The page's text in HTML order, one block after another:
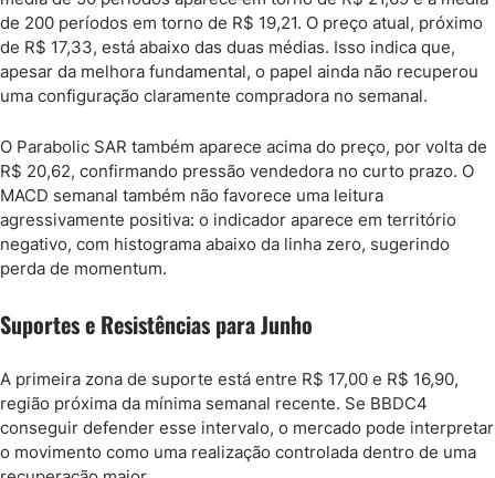
de 200 períodos em torno de R$ 19,21. O preço atual, próximo
de R$ 17,33, está abaixo das duas médias. Isso indica que,
apesar da melhora fundamental, o papel ainda não recuperou
uma configuração claramente compradora no semanal.
O Parabolic SAR também aparece acima do preço, por volta de
R$ 20,62, confirmando pressão vendedora no curto prazo. O
MACD semanal também não favorece uma leitura
agressivamente positiva: o indicador aparece em território
negativo, com histograma abaixo da linha zero, sugerindo
perda de momentum.
Suportes e Resistências para Junho
A primeira zona de suporte está entre R$ 17,00 e R$ 16,90,
região próxima da mínima semanal recente. Se BBDC4
conseguir defender esse intervalo, o mercado pode interpretar
o movimento como uma realização controlada dentro de uma